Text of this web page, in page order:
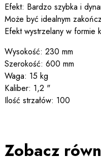
Efekt: Bardzo szybka i
Może być idealnym
Efekt wystrzelany w formie
Wysokość: 230 mm
Szerokość: 600 mm
Waga: 15 kg
Kaliber: 1,2 "
Ilość strzałów: 100
Zobacz